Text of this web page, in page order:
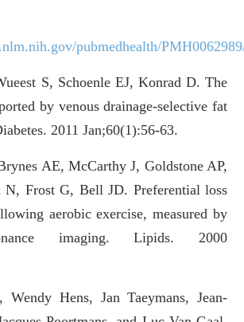
pubmedhealth/
S, Schoenle EJ, Konrad D. The
by venous drainage-selective fat
2011 Jan;60(1):56-63.
AE, McCarthy J, Goldstone AP,
N, Frost G, Bell JD. Preferential loss
aerobic exercise, measured by
imaging. Lipids. 2000
Hens, Jan Taeymans, Jean-